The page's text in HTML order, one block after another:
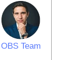
OBS Team